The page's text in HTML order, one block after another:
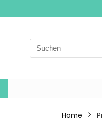
Search
for:
Home